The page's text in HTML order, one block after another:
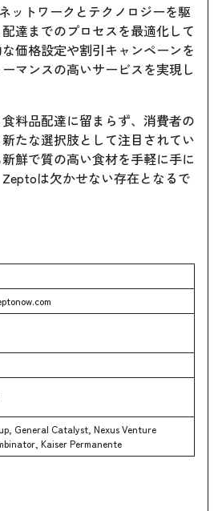
ットワークとテクノロジーを駆
達までのプロセスを最適化して
価格設定や割引キャンペーンを
マンスの高いサービスを実現し
料品配達に留まらず、消費者の
たな選択肢として注目されてい
鮮で質の高い食材を手軽に手に
は欠かせない存在となるで
General Catalyst, Nexus Venture
Kaiser Permanente